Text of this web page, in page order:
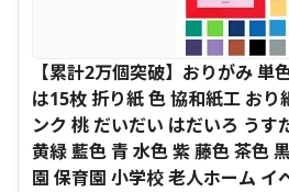
【累計2万個突破】おりがみ
は15枚 折り紙 色 協和紙工 おり
ンク 桃 だいだい はだいろ うす
黄緑 藍色 青 水色 紫 藤色 茶色
園 保育園 小学校 老人ホーム イ